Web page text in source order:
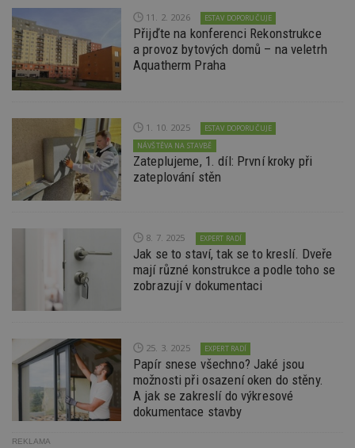
11. 2. 2026 ESTAV DOPORUČUJE
Přijďte na konferenci Rekonstrukce
a provoz bytových domů – na veletrh
Aquatherm Praha
1. 10. 2025
ESTAV DOPORUČUJE
NÁVŠTĚVA NA STAVBĚ
Zateplujeme, 1. díl: První kroky při
zateplování stěn
8. 7. 2025 EXPERT RADÍ
Jak se to staví, tak se to kreslí. Dveře
mají různé konstrukce a podle toho se
zobrazují v dokumentaci
25. 3. 2025 EXPERT RADÍ
Papír snese všechno? Jaké jsou
možnosti při osazení oken do stěny.
A jak se zakreslí do výkresové
dokumentace stavby
REKLAMA
Nezbytně nutné soubory cookie umožňují základní
funkce webových stránek, jako je přihlášení
uživatele a správa účtu. Webové stránky nelze bez
nezbytně nutných souborů cookie správně
používat.
Název
_hjIncludedInPageviewSample
www.estav.cz
_dc_gtm_UA-53599847-1
.estav.cz